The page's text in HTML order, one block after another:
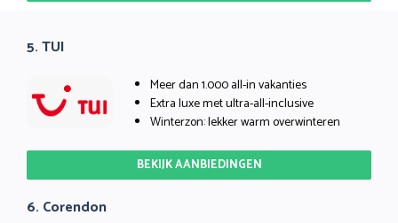
5. TUI
Meer dan 1.000 all-in vakanties
Extra luxe met ultra-all-inclusive
Winterzon: lekker warm overwinteren
BEKIJK AANBIEDINGEN
6. Corendon